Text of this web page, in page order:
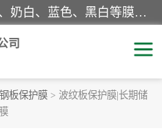
该类保护膜有复合，透明、奶白、蓝色、黑白等膜型。特高粘，高粘，中高粘，中粘，中低粘，低粘等。对于不同的粘力要求有相应的产品相适配。无胶渍残留污染。在较宽的收卷幅度下平整无皱纹，收卷长度大，利于机械化及自动化施工粘贴。为您的产品提供的表面保护解决方案。 产品广泛适用于：铝材、不锈钢、金属、塑料、电子、家电、家具、玻璃、化工材料、装饰材料等。
司
板保护膜 > 波纹板保护膜|长期储